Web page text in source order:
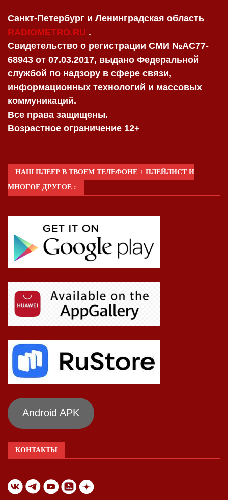
Санкт-Петербург и Ленинградская область
RADIOMETRO.RU .
Свидетельство о регистрации СМИ №AC77-
68943 от 07.03.2017, выдано Федеральной
службой по надзору в сфере связи,
информационных технологий и массовых
коммуникаций.
Все права защищены.
Возрастное ограничение 12+
НАШ ПЛЕЕР В ТВОЕМ ТЕЛЕФОНЕ + ПЛЕЙЛИСТ И
МНОГОЕ ДРУГОЕ :
Android APK
КОНТАКТЫ